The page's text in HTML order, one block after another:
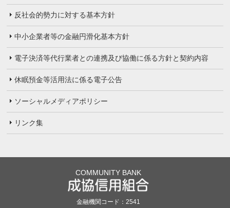
反社会的勢力に対する基本方針
中小企業者等の金融円滑化基本方針
電子決済等代行業者との連携及び協働に係る方針と契約内容
休眠預金等活用法に係る電子公告
ソーシャルメディアポリシー
リンク集
COMMUNITY BANK
金融機関コード：2541